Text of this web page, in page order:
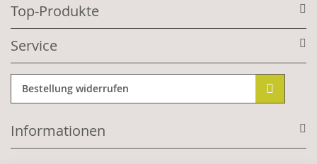
Top-Produkte
Service
Bestellung widerrufen
Informationen